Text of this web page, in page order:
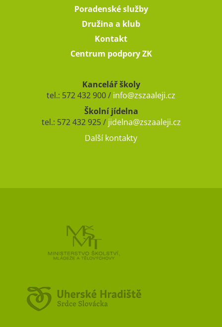
Poradenské služby
Družina a klub
Kontakt
Centrum podpory ZK
Kancelář školy
tel.: 572 432 900 / info@zszaaleji.cz
Školní jídelna
tel.: 572 432 925 / jidelna@zszaaleji.cz
Další kontakty